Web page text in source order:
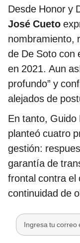
Desde Honor y
José Cueto
nombramiento,
de De Soto con
en 2021. Aun
profundo” y
alejados de
En tanto, Guido
planteó cuatro
gestión:
garantía de
frontal contra el
continuidad de